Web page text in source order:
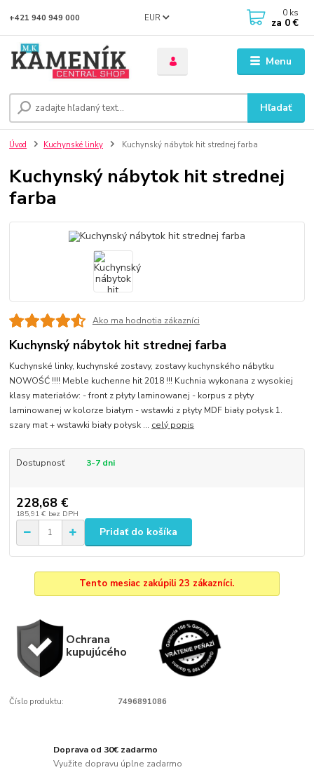
Menu
EUR
Hľadať
+421 940 949 000 0 ks
za 0 €
Úvod Kuchynské linky Kuchynský nábytok hit strednej farba
Kuchynský nábytok hit strednej
farba
Ako ma hodnotia zákazníci
Kuchynský nábytok hit strednej farba
Kuchynské linky, kuchynské zostavy, zostavy kuchynského nábytku
NOWOŚĆ !!!! Meble kuchenne hit 2018 !!! Kuchnia wykonana z wysokiej
klasy materiałów: - front z płyty laminowanej - korpus z płyty
laminowanej w kolorze białym - wstawki z płyty MDF biały połysk 1.
szary mat + wstawki biały połysk ... celý popis
Dostupnosť 3-7 dni
228,68 €
185,91 € bez DPH
Pridať do košíka
Tento mesiac zakúpili 23 zákazníci.
Ochrana
kupujúcého
Číslo produktu: 7496891086
Doprava od 30€ zadarmo
Využite dopravu úplne zadarmo